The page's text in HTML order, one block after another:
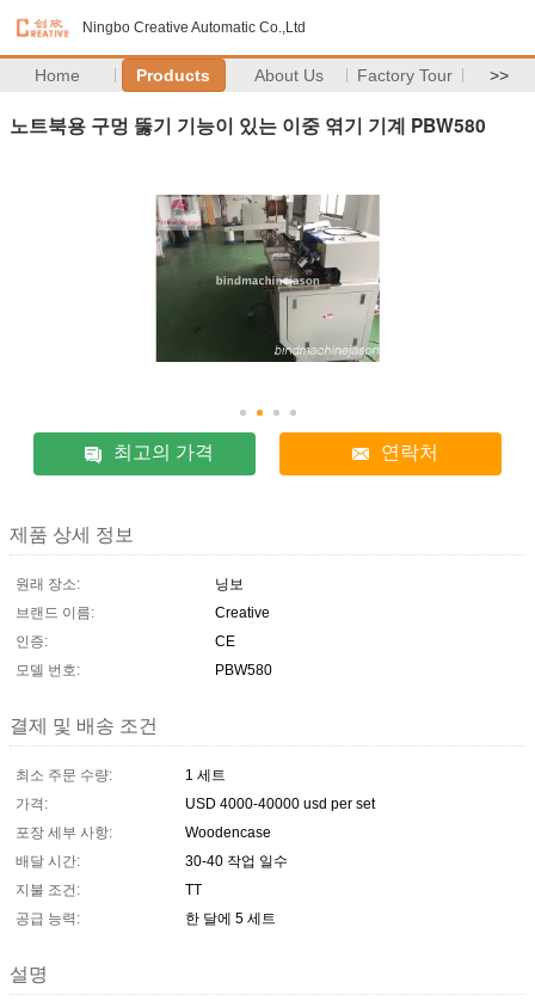
Ningbo Creative Automatic Co.,Ltd
Home Products About Us Factory Tour >>
노트북용 구멍 뚫기 기능이 있는 이중 엮기 기계 PBW580
최고의 가격 연락처
제품 상세 정보
원래 장소:
닝보
브랜드 이름:
Creative
인증:
CE
모델 번호:
PBW580
결제 및 배송 조건
최소 주문 수량:
1 세트
가격:
USD 4000-40000 usd per set
포장 세부 사항:
Woodencase
배달 시간:
30-40 작업 일수
지불 조건:
TT
공급 능력:
한 달에 5 세트
설명